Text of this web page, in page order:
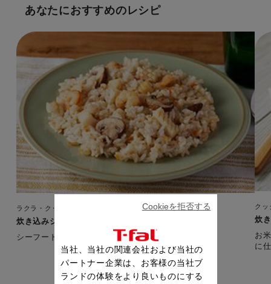
あなたにおすすめのレシピ
ラクラ・クッカー ミニ
炊き込みシーフードピラフ
シーフードミックスで魚介の旨味が染み込んだピラフ
クッ
炊
お
当社、当社の関連会社および当社の
パートナー企業は、お客様の当社ブ
ランドの体験をより良いものにする
Cookieを拒否する